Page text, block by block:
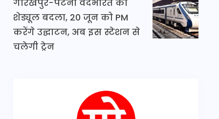
गोरखपुर-पटना वंदेभारत का
शेड्यूल बदला, 20 जून को PM
करेंगे उद्घाटन, अब इस स्टेशन से
चलेगी ट्रेन